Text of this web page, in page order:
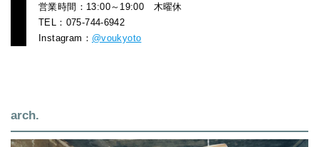
営業時間：13:00～19:00 木曜休
TEL：075-744-6942
Instagram： @voukyoto
arch.